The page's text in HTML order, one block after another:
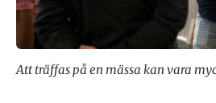
Att träffas på en mässa kan vara